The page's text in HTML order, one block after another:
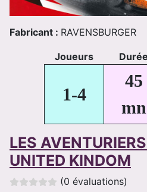
Fabricant : RAVENSBURGER
Joueurs Durée
1-4
45
mn
LES
UNITED KINDOM
(0 évaluations)